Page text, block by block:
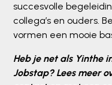
succesvolle
collega’s en ouders.
vormen een mooie
Heb je net als Yinthe
Jobstap? Lees meer